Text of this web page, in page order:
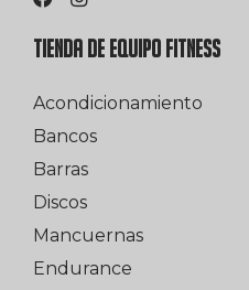
TIENDA DE EQUIPO FITNESS
Acondicionamiento
Bancos
Barras
Discos
Mancuernas
Endurance